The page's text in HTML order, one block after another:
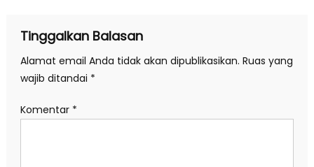
Tinggalkan Balasan
Alamat email Anda tidak akan dipublikasikan. Ruas yang
wajib ditandai *
Komentar *